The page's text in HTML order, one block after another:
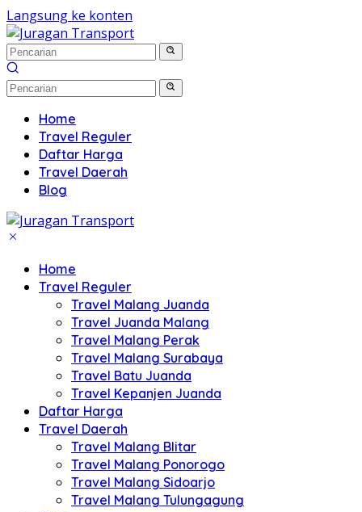
Langsung ke konten
Home
Travel Reguler
Daftar Harga
Travel Daerah
Blog
Home
Travel Reguler
Travel Malang Juanda
Travel Juanda Malang
Travel Malang Perak
Travel Malang Surabaya
Travel Batu Juanda
Travel Kepanjen Juanda
Daftar Harga
Travel Daerah
Travel Malang Blitar
Travel Malang Ponorogo
Travel Malang Sidoarjo
Travel Malang Tulungagung